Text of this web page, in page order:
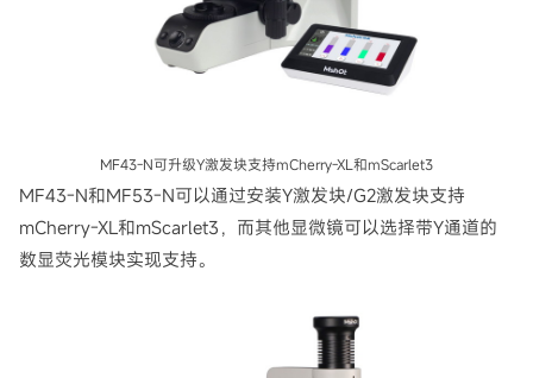
MF43-N可升级Y激发块支持mCherry-XL和mScarlet3
MF43-N和MF53-N可以通过安装Y激发块/G2激发块支持
mCherry-XL和mScarlet3，而其他显微镜可以选择带Y通道的
数显荧光模块实现支持。